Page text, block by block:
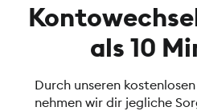
als 10
Durch unseren
nehmen wir dir jegliche